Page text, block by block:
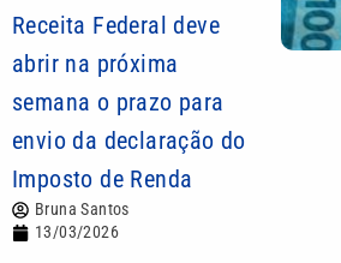
Receita Federal deve
abrir na próxima
semana o prazo para
envio da declaração do
Imposto de Renda
Bruna Santos
13/03/2026